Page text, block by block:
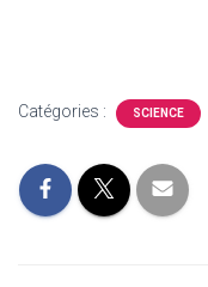
Catégories : SCIENCE